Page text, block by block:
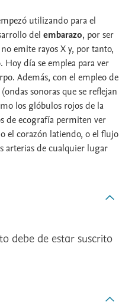
utilizando para el
del embarazo, por ser
emite rayos X y, por tanto,
día se emplea para ver
Además, con el empleo de
(ondas sonoras que se reflejan
los glóbulos rojos de la
de ecografía permiten ver
el corazón latiendo, o el flujo
arterias de cualquier lugar
debe de estar suscrito